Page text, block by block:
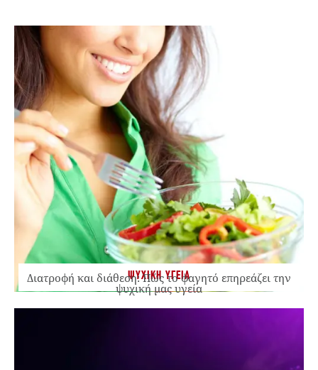
ΨΥΧΙΚΗ ΥΓΕΙΑ
Διατροφή και διάθεση: Πώς το φαγητό επηρεάζει την
ψυχική μας υγεία